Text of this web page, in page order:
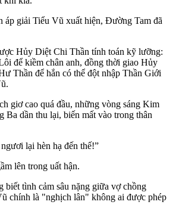
áp giải Tiểu Vũ xuất hiện, Đường Tam đã
Hủy Diệt Chi Thần tính toán kỹ lưỡng:
để kiềm chân anh, đồng thời giao Hủy
Thần để hắn có thể đột nhập Thần Giới
giơ cao quá đầu, những vòng sáng Kim
Ba dần thu lại, biến mất vào trong thân
lại hèn hạ đến thế!”
lên trong uất hận.
biết tình cảm sâu nặng giữa vợ chồng
chính là "nghịch lân" không ai được phép